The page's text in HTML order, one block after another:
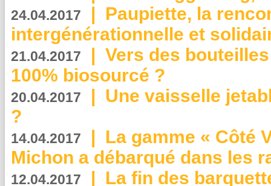
24.04.2017 | Paupiette, la
intergénérationnelle et
21.04.2017 | Vers des
100% biosourcé ?
20.04.2017 | Une vaisselle
?
14.04.2017 | La gamme « Côté
Michon a débarqué dans les
12.04.2017 | La fin des